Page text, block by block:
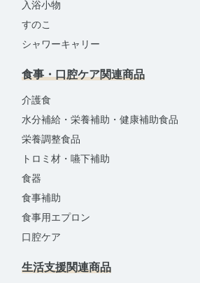
入浴小物
すのこ
シャワーキャリー
食事・口腔ケア関連商品
介護食
水分補給・栄養補助・健康補助食品
栄養調整食品
トロミ材・嚥下補助
食器
食事補助
食事用エプロン
口腔ケア
生活支援関連商品